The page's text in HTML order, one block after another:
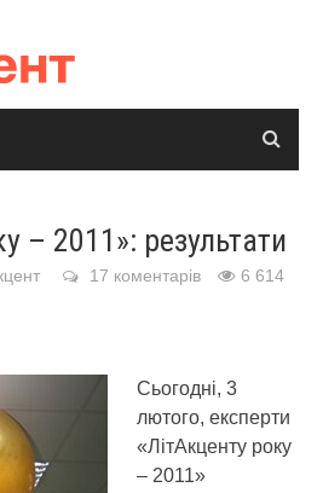
– 2011»: результати
17 коментарів 6 614
Сьогодні, 3
лютого, експерти
«ЛітАкценту року
– 2011»